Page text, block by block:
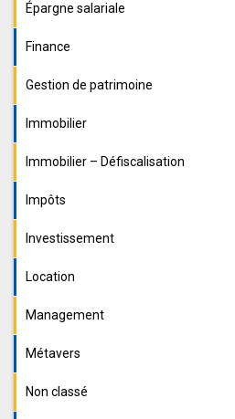
Épargne salariale
Finance
Gestion de patrimoine
Immobilier
Immobilier – Défiscalisation
Impôts
Investissement
Location
Management
Métavers
Non classé